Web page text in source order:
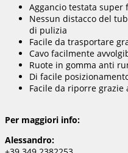
Aggancio testata super
Nessun distacco del
di pulizia
Facile da trasportare
Cavo facilmente
Ruote in gomma anti
Di facile
Facile da riporre
Per maggiori info:
Alessandro: